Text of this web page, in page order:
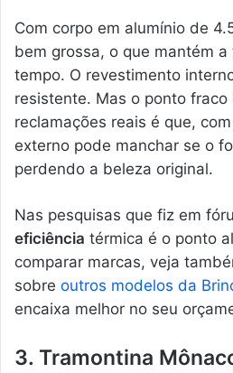
Com corpo em alumínio de
bem grossa, o que mantém
tempo. O revestimento
resistente. Mas o ponto fraco
reclamações reais é que,
externo pode manchar se o
perdendo a beleza original.
Nas pesquisas que fiz em
eficiência térmica é o ponto
comparar marcas, veja
sobre outros modelos da
encaixa melhor no seu
3. Tramontina